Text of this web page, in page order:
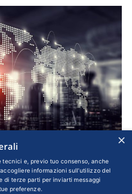
ha cambiato la globalizzazione
TRAÙ 16 Giugno 2020
che ha dominato
×
e, previo tuo consenso, anche
informazioni sull’utilizzo del
di terze parti per inviarti messaggi
preferenze.